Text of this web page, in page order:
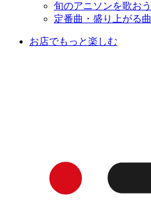
旬のアニソンを歌おう
定番曲・盛り上がる曲
お店でもっと楽しむ